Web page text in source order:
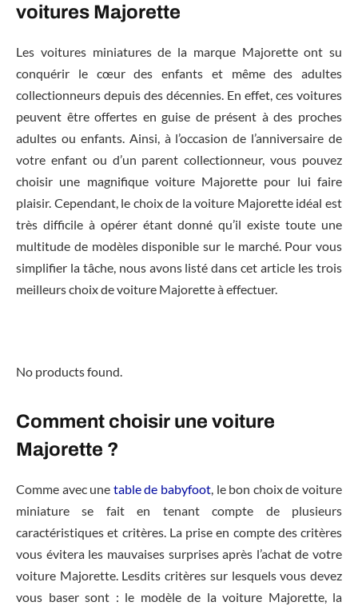
voitures Majorette
Les voitures miniatures de la marque Majorette ont su
conquérir le cœur des enfants et même des adultes
collectionneurs depuis des décennies. En effet, ces voitures
peuvent être offertes en guise de présent à des proches
adultes ou enfants. Ainsi, à l’occasion de l’anniversaire de
votre enfant ou d’un parent collectionneur, vous pouvez
choisir une magnifique voiture Majorette pour lui faire
plaisir. Cependant, le choix de la voiture Majorette idéal est
très difficile à opérer étant donné qu’il existe toute une
multitude de modèles disponible sur le marché. Pour vous
simplifier la tâche, nous avons listé dans cet article les trois
meilleurs choix de voiture Majorette à effectuer.
No products found.
Comment choisir une voiture
Majorette ?
Comme avec une table de babyfoot, le bon choix de voiture
miniature se fait en tenant compte de plusieurs
caractéristiques et critères. La prise en compte des critères
vous évitera les mauvaises surprises après l’achat de votre
voiture Majorette. Lesdits critères sur lesquels vous devez
vous baser sont : le modèle de la voiture Majorette, la